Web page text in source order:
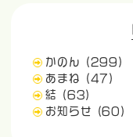
かのん
(299)
あまね
(47)
結
(63)
お知らせ
(60)